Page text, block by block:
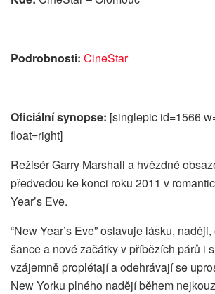
Podrobnosti: CineStar
Oficiální synopse: [singlepic id=1566
float=right]
Režisér Garry Marshall a hvězdné
předvedou ke konci roku 2011 v
Year’s Eve.
“New Year’s Eve” oslavuje lásku,
šance a nové začátky v příbězích párů i
vzájemně proplétají a odehrávají se
New Yorku plného nadějí během